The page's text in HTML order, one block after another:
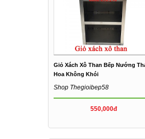
Giỏ Xách Xô Than Bếp Nướng
Hoa Không Khói
Shop Thegioibep58
550,000đ